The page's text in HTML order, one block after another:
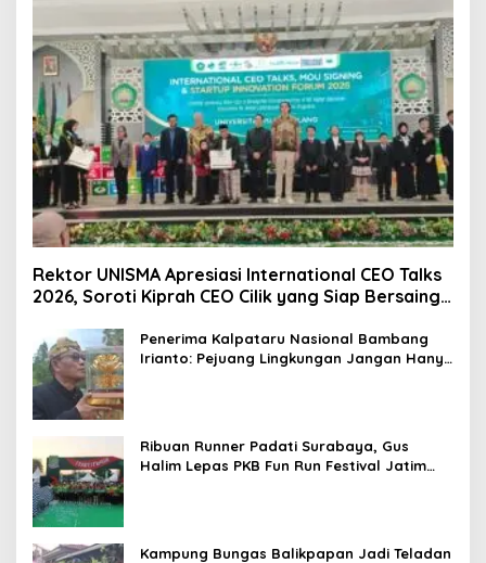
Rektor UNISMA Apresiasi International CEO Talks
2026, Soroti Kiprah CEO Cilik yang Siap Bersaing
Penerima Kalpataru Nasional Bambang
Irianto: Pejuang Lingkungan Jangan Hanya
Ribuan Runner Padati Surabaya, Gus
Halim Lepas PKB Fun Run Festival Jatim
Kampung Bungas Balikpapan Jadi Teladan